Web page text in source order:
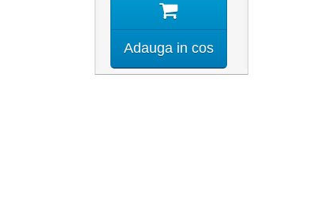
Adauga in cos